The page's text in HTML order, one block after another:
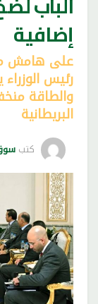
إضافية
رئيس
والطاقة
البريطانية
كتب